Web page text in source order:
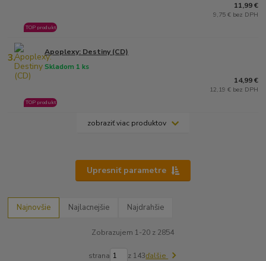
TOP produkt
11,99 €
9,75 € bez DPH
3. Apoplexy: Destiny (CD)
Skladom 1 ks
TOP produkt
14,99 €
12,19 € bez DPH
zobraziť viac produktov
Upresniť parametre
Najnovšie Najlacnejšie Najdrahšie
Zobrazujem 1-20 z 2854
strana z 143ďalšie